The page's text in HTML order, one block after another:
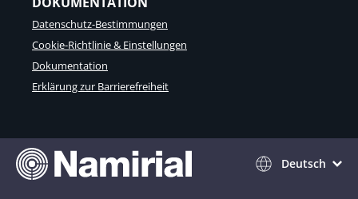
Datenschutz-Bestimmungen
Cookie-Richtlinie & Einstellungen
Dokumentation
Erklärung zur Barrierefreiheit
Deutsch